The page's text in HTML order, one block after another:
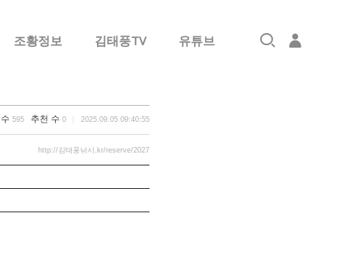
조황정보 김태풍TV 유튜브
595 추천 수 0 2025.09.05 09:40:55
http://김태풍낚시.kr/reserve/2027